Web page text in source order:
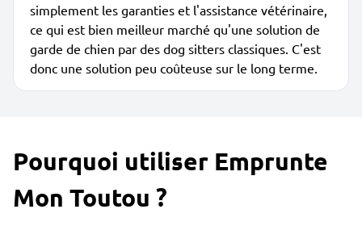
simplement les garanties et l'assistance vétérinaire,
ce qui est bien meilleur marché qu'une solution de
garde de chien par des dog sitters classiques. C'est
donc une solution peu coûteuse sur le long terme.
Pourquoi utiliser Emprunte
Mon Toutou ?